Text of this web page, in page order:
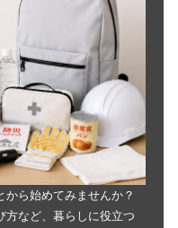
から始めてみませんか？
方など、暮らしに役立つ